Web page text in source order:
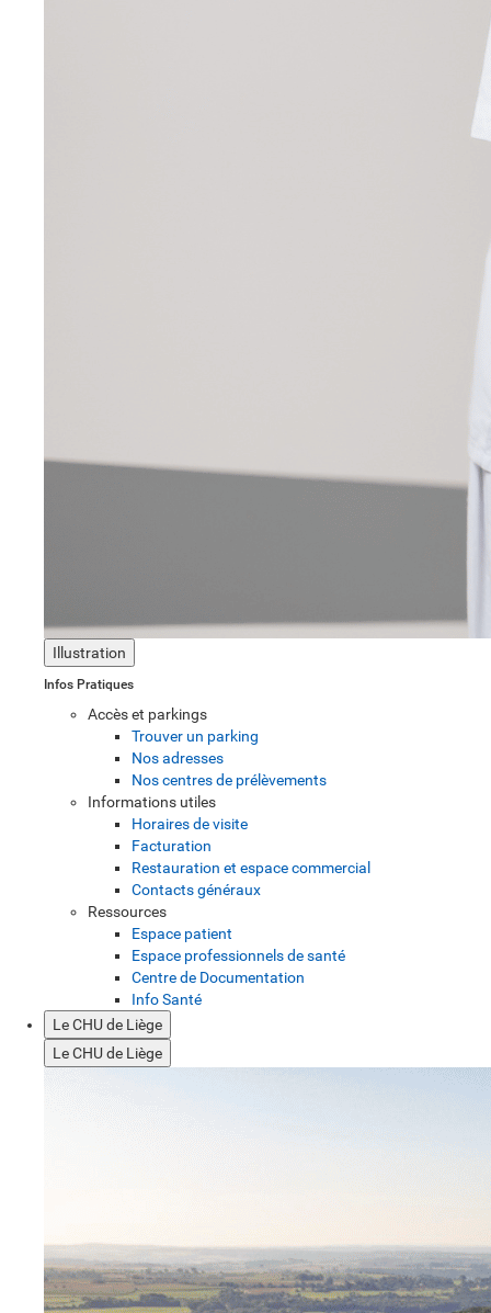
Illustration
Infos Pratiques
Accès et parkings
Trouver un parking
Nos adresses
Nos centres de prélèvements
Informations utiles
Horaires de visite
Facturation
Restauration et espace commercial
Contacts généraux
Ressources
Espace patient
Espace professionnels de santé
Centre de Documentation
Info Santé
Le CHU de Liège
Le CHU de Liège